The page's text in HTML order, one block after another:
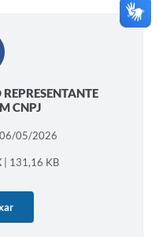
CNPJ
06/05/2026
| 131,16 KB